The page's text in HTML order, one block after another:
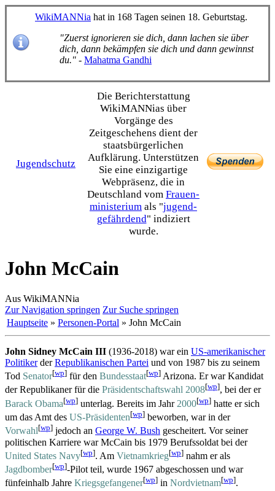
WikiMANNia hat in 168 Tagen seinen 18. Geburtstag.
"Zuerst ignorieren sie dich, dann lachen sie über
dich, dann bekämpfen sie dich und dann gewinnst
du." - Mahatma Gandhi
Jugendschutz
Die Bericht­erstattung
WikiMANNias über
Vorgänge des
Zeitgeschehens dient der
staats­bürgerlichen
Aufklärung. Unterstützen
Sie eine einzig­artige
Webpräsenz, die in
Deutschland vom Frauen­
ministerium als "jugend­
gefährdend" indiziert
wurde.
John McCain
Aus WikiMANNia
Zur Navigation springen Zur Suche springen
Hauptseite » Personen-Portal » John McCain
John Sidney McCain III (1936-2018) war ein US-amerikanischer
PolitikerderRepublikanischen Partei und von 1987 bis zu seinem
Tod Senator[wp] für den Bundesstaat[wp] Arizona. Er war Kandidat
der Republikaner für die Präsidentschaftswahl 2008[wp], bei der er
Barack Obama[wp] unterlag. Bereits im Jahr 2000[wp] hatte er sich
um das Amt des US-Präsidenten[wp] beworben, war in der
Vorwahl[wp] jedoch an George W. Bush gescheitert. Vor seiner
politischen Karriere war McCain bis 1979 Berufssoldat bei der
United States Navy[wp]. Am Vietnamkrieg[wp] nahm er als
Jagdbomber[wp]-Pilot teil, wurde 1967 abgeschossen und war
fünfeinhalb Jahre Kriegsgefangener[wp] in Nordvietnam[wp].